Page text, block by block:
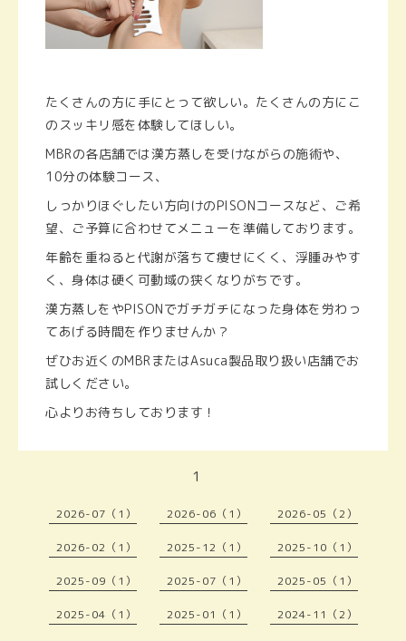
たくさんの方に手にとって欲しい。たくさんの方にこ
のスッキリ感を体験してほしい。
MBRの各店舗では漢方蒸しを受けながらの施術や、
10分の体験コース、
しっかりほぐしたい方向けのPISONコースなど、ご希
望、ご予算に合わせてメニューを準備しております。
年齢を重ねると代謝が落ちて痩せにくく、浮腫みやす
く、身体は硬く可動域の狭くなりがちです。
漢方蒸しをやPISONでガチガチになった身体を労わっ
てあげる時間を作りませんか？
ぜひお近くのMBRまたはAsuca製品取り扱い店舗でお
試しください。
心よりお待ちしております！
1
2026-07（1） 2026-06（1） 2026-05（2）
2026-02（1） 2025-12（1） 2025-10（1）
2025-09（1） 2025-07（1） 2025-05（1）
2025-04（1） 2025-01（1） 2024-11（2）